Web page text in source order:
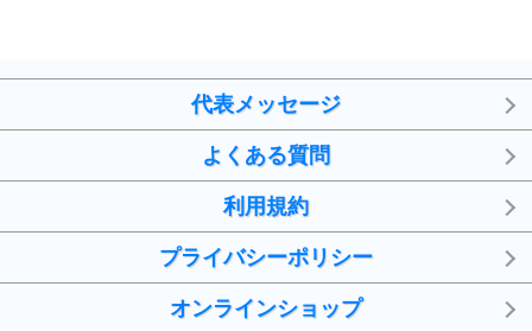
代表メッセージ
よくある質問
利用規約
プライバシーポリシー
オンラインショップ